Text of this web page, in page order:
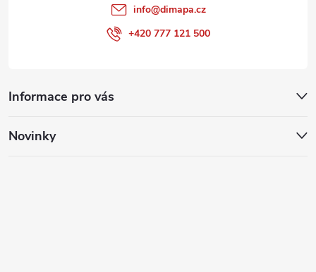
Informace pro vás
Novinky
info@dimapa.cz
+420 777 121 500